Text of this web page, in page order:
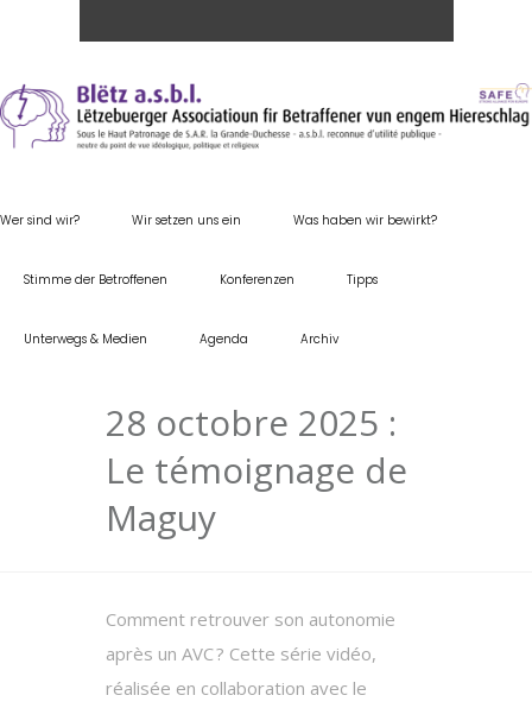
Wer sind wir? Wir setzen uns ein Was haben wir bewirkt?
Stimme der Betroffenen Konferenzen Tipps
Unterwegs & Medien Agenda Archiv
28 octobre 2025 :
Le témoignage de
Maguy
Comment retrouver son autonomie
après un AVC ? Cette série vidéo,
réalisée en collaboration avec le